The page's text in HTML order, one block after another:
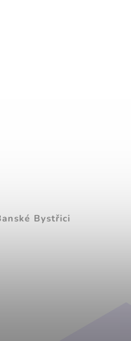
Bystřici